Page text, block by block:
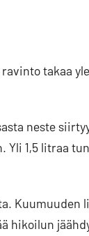
takaa
neste
1,5 litraa
Kuumuuden
hikoilun